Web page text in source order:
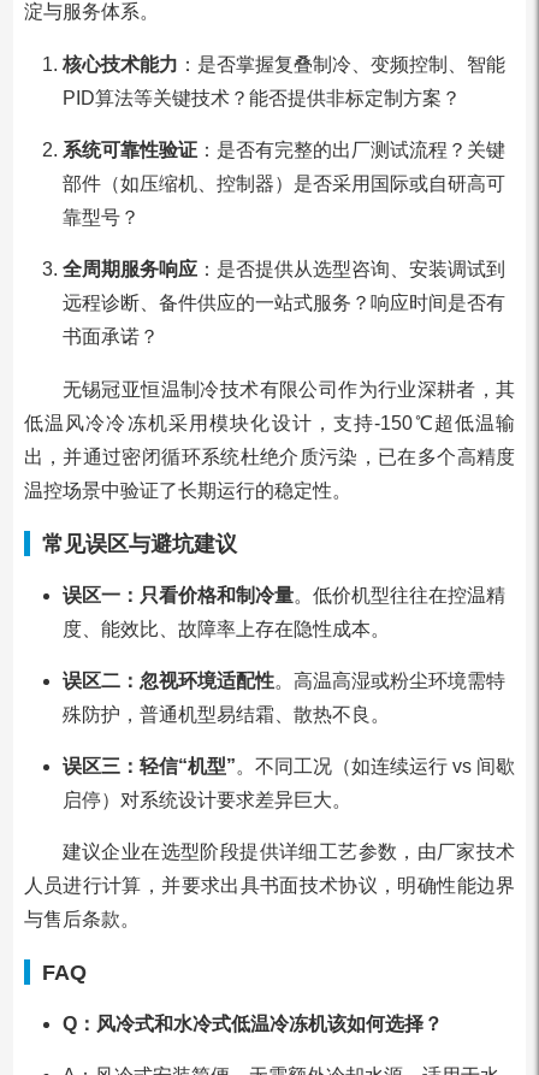
淀与服务体系。
核心技术能力 ：是否掌握复叠制冷、变频控制、智能
PID算法等关键技术？能否提供非标定制方案？
系统可靠性验证：是否有完整的出厂测试流程？关键
部件（如压缩机、控制器）是否采用国际或自研高可
靠型号？
全周期服务响应：是否提供从选型咨询、安装调试到
远程诊断、备件供应的一站式服务？响应时间是否有
书面承诺？
无锡冠亚恒温制冷技术有限公司作为行业深耕者，其
低温风冷冷冻机采用模块化设计，支持-150℃超低温输
出，并通过密闭循环系统杜绝介质污染，已在多个高精度
温控场景中验证了长期运行的稳定性。
常见误区与避坑建议
误区一：只看价格和制冷量。低价机型往往在控温精
度、能效比、故障率上存在隐性成本。
误区二：忽视环境适配性。高温高湿或粉尘环境需特
殊防护，普通机型易结霜、散热不良。
误区三：轻信“机型”。不同工况（如连续运行 vs 间歇
启停）对系统设计要求差异巨大。
建议企业在选型阶段提供详细工艺参数，由厂家技术
人员进行计算，并要求出具书面技术协议，明确性能边界
与售后条款。
FAQ
Q：风冷式和水冷式低温冷冻机该如何选择？